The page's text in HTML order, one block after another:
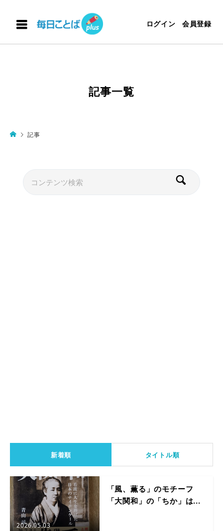
ログイン 会員登録
記事一覧
記事
新着順 タイトル順
2026.05.03
「風、薫る」のモチーフ
「大関和」の「ちか」は...